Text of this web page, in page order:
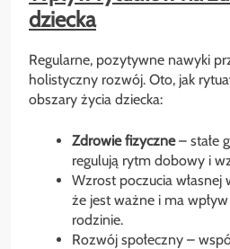
dziecka
Regularne, pozytywne nawyki
holistyczny rozwój. Oto, jak
obszary życia dziecka:
Zdrowie fizyczne– stałe
regulują rytm dobowy i
Wzrost poczucia własnej
że jest ważne i ma
rodzinie.
Rozwój społeczny –